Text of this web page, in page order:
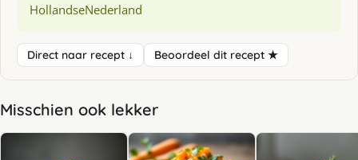
HollandseNederland
Direct naar recept ↓ Beoordeel dit recept ★
Misschien ook lekker